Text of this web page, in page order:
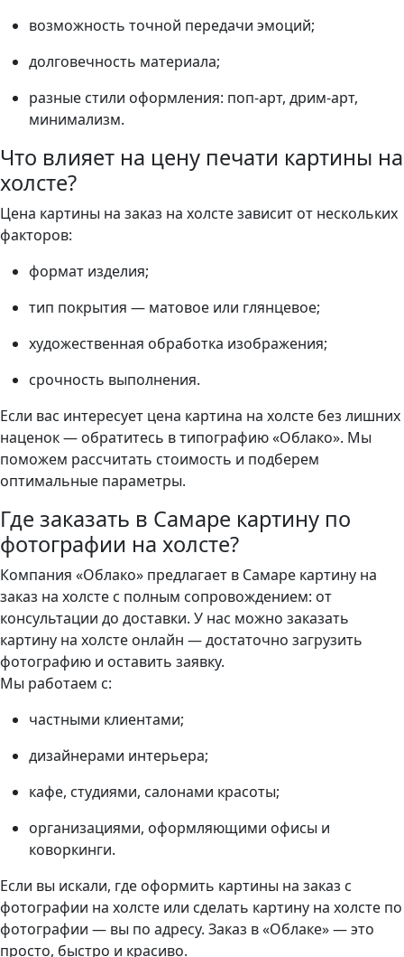
возможность точной передачи эмоций;
долговечность материала;
разные стили оформления: поп-арт, дрим-арт,
минимализм.
Что влияет на цену печати картины на
холсте?
Цена картины на заказ на холсте зависит от нескольких
факторов:
формат изделия;
тип покрытия — матовое или глянцевое;
художественная обработка изображения;
срочность выполнения.
Если вас интересует цена картина на холсте без лишних
наценок — обратитесь в типографию «Облако». Мы
поможем рассчитать стоимость и подберем
оптимальные параметры.
Где заказать в Самаре картину по
фотографии на холсте?
Компания «Облако» предлагает в Самаре картину на
заказ на холсте с полным сопровождением: от
консультации до доставки. У нас можно заказать
картину на холсте онлайн — достаточно загрузить
фотографию и оставить заявку.
Мы работаем с:
частными клиентами;
дизайнерами интерьера;
кафе, студиями, салонами красоты;
организациями, оформляющими офисы и
коворкинги.
Если вы искали, где оформить картины на заказ с
фотографии на холсте или сделать картину на холсте по
фотографии — вы по адресу. Заказ в «Облаке» — это
просто, быстро и красиво.